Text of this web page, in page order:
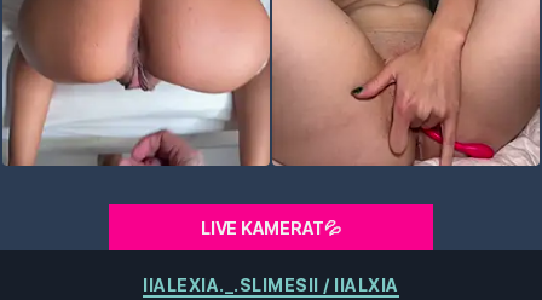
LIVE KAMERAT💦
Kategoriat
IIALEXIA._.SLIMESII / IIALXIA